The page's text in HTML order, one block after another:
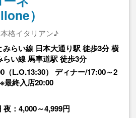
）
格イタリアン♪
らい線 日本大通り駅 徒歩3分 横
い線 馬車道駅 徒歩3分
（L.O.13:30） ディナー/17:00～2
最終入店20:00
夜：4,000～4,999円